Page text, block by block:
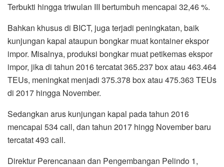
Terbukti hingga triwulan III bertumbuh mencapai 32,46 %.
Bahkan khusus di BICT, juga terjadi peningkatan, baik
kunjungan kapal ataupun bongkar muat kontainer ekspor
impor. Misalnya, produksi bongkar muat petikemas ekspor
impor, jika di tahun 2016 tercatat 365.237 box atau 463.464
TEUs, meningkat menjadi 375.378 box atau 475.363 TEUs
di 2017 hingga November.
Sedangkan arus kunjungan kapal pada tahun 2016
mencapai 534 call, dan tahun 2017 hingg November baru
tercatat 493 call.
Direktur Perencanaan dan Pengembangan Pelindo 1,